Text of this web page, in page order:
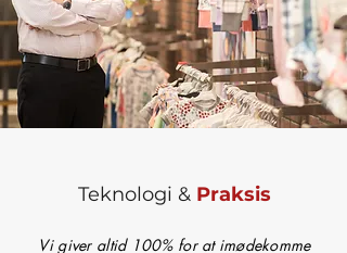
Teknologi & Praksis
Vi giver altid 100% for at imødekomme